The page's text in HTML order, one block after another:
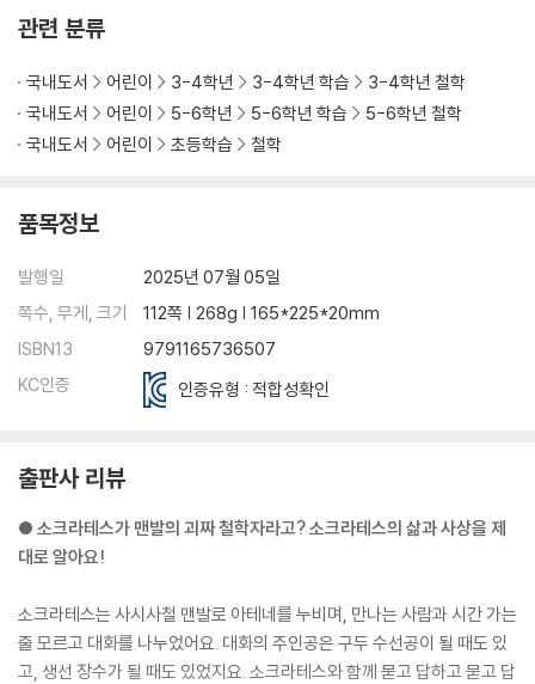
관련 분류
국내도서 어린이 3-4학년 3-4학년 학습
3-4학년 철학
국내도서
어린이 5-6학년 5-6학년 학습
5-6학년 철학
국내도서
어린이 초등학습 철학
품목정보
발행일
2025년 07월 05일
쪽수, 무게, 크기
112쪽 | 268g | 165*225*20mm
ISBN13
9791165736507
KC인증
인증유형 : 적합성확인
출판사 리뷰
● 소크라테스가 맨발의 괴짜 철학자라고? 소크라테스의 삶과 사상을 제
대로 알아요!
소크라테스는 사시사철 맨발로 아테네를 누비며, 만나는 사람과 시간 가는
줄 모르고 대화를 나누었어요. 대화의 주인공은 구두 수선공이 될 때도 있
고, 생선 장수가 될 때도 있었지요. 소크라테스와 함께 묻고 답하고 묻고 답